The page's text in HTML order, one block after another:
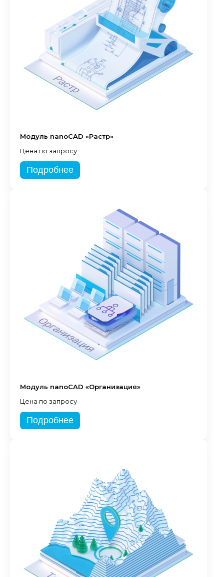
Модуль nanoCAD «Растр»
Цена по запросу
Подробнее
Модуль nanoCAD «Организация»
Цена по запросу
Подробнее